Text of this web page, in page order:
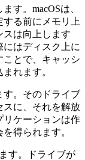
す。macOSは、
る前にメモリ上
スは向上します
はディスク上に
ことで、キャッシ
れます。
す。そのドライブ
スに、それを解放
リケーションは作
得られます。
す。ドライブが